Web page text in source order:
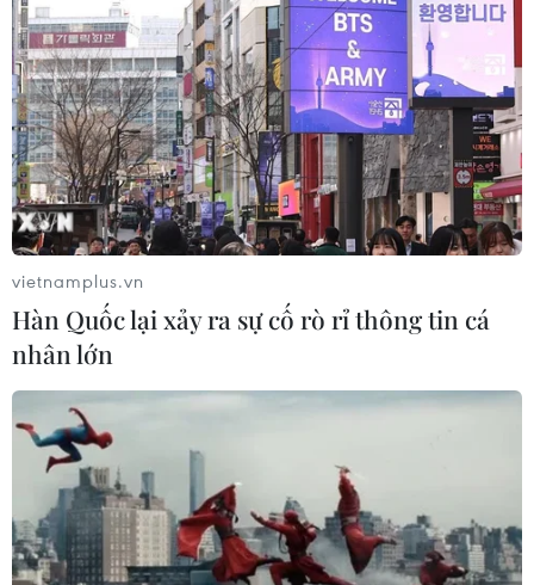
vietnamplus.vn
Hàn Quốc lại xảy ra sự cố rò rỉ thông tin cá
nhân lớn